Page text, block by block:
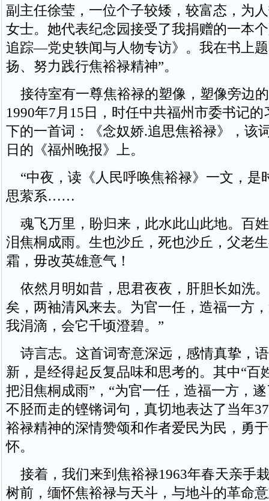
副主任徐莹，一位个子较矮，较富态，为
女士。她代表纪念园接受了我捐赠的一本
追踪—党史轶闻与人物专访》。我在书上
扬、努力践行焦裕禄精神”。
接待室有一尊焦裕禄的塑像，塑像旁边
1990年7月15日，时任中共福州市委书记
下的一首词：《念奴娇.追思焦裕禄》，该
日的《福州晚报》上。
“中夜，读《人民呼唤焦裕禄》一文，是
思萦系……
魂飞万里，盼归来，此水此山此地。百
泪焦桐成雨。生也沙丘，死也沙丘，父老
霜，毋改英雄意气！
依然月明如昔，思君夜夜，肝胆长如洗
矣，两袖清风来去。为官一任，造福一方
我涓滴，会它千顷澄碧。”
诗言志。这首词寄意深远，感情真挚，
新，是经得起反复品味和思考的。其中“百
把泪焦桐成雨”，“为官一任，造福一方，
不胫而走的铿锵词句，真切地表达了当年
裕禄精神的深情赞颂和作者爱民为民，勇
怀。
接着，我们来到焦裕禄1963年春天亲手
树前，缅怀焦裕禄与天斗，与地斗的革命